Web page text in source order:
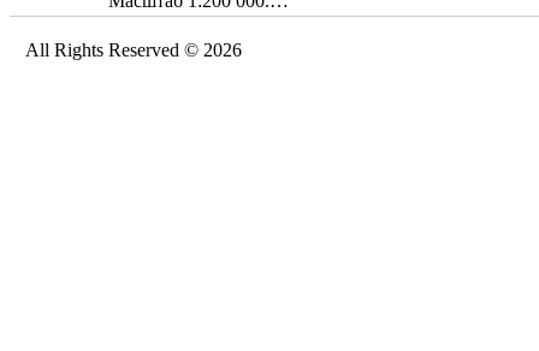
All Rights Reserved © 2026